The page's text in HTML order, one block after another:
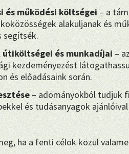
és működési költségei– a
alakuljanak és
segítsék.
és munkadíjai–
kezdeményezést
és előadásaink során.
– adományokból tudjuk
és tudásanyagok
ha a fenti célok közül